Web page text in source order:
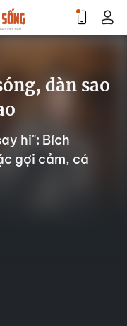
dàn sao
hi": Bích
gợi cảm, cá